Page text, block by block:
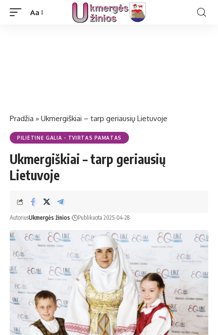
Aa
Pradžia » Ukmergiškiai – tarp geriausių Lietuvoje
PILIETINĖ GALIA - TVIRTAS PAMATAS
Ukmergiškiai – tarp geriausių
Lietuvoje
AutoriusUkmergės žinios Publikuota 2025-04-28